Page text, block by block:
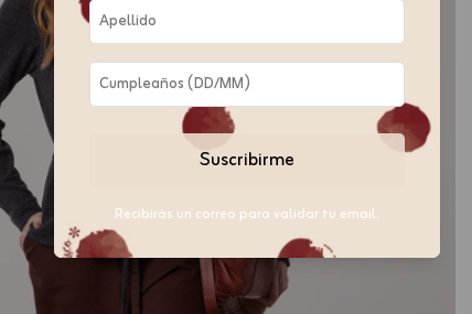
Suscribirme
Recibirás un correo para validar tu email.